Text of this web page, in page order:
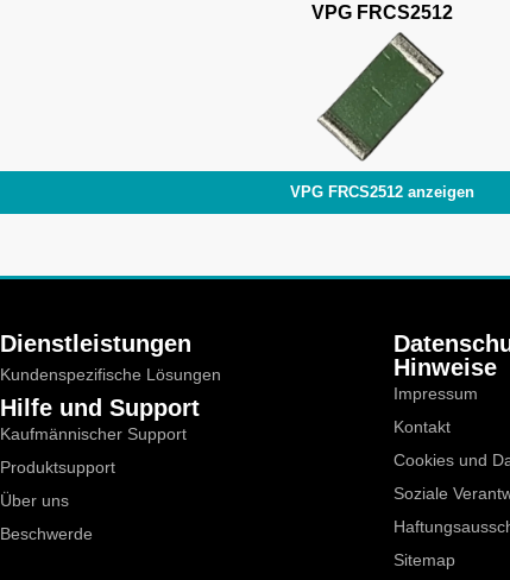
VPG FRCS2512
VPG FRCS2512 anzeigen
Dienstleistungen
Kundenspezifische Lösungen
Hilfe und Support
Kaufmännischer Support
Produktsupport
Über uns
Beschwerde
Hinweise
Impressum
Kontakt
Cookies und
Soziale
Sitemap